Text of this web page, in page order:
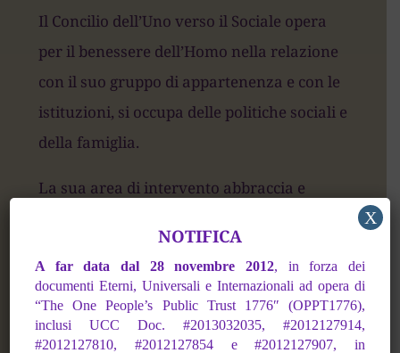
Il Concilio dell’Uno verso il Sociale opera
per il benessere dell’Homo nella relazione
con il suo gruppo di appartenenza e con le
istituzioni, si occupa delle politiche sociali e
della famiglia.
La sua area di intervento abbraccia e
violenze domestiche, nella separazione dai
figli, nei ricoveri in coercizione dei TSO,
negli interventi post detenzione, negli
internamenti in case di cura psichiatriche
NOTIFICA
A far data dal 28 novembre 2012, in forza dei
documenti Eterni, Universali e Internazionali ad opera di
“The One People’s Public Trust 1776″ (OPPT1776),
inclusi UCC Doc. #2013032035, #2012127914,
#2012127810, #2012127854 e #2012127907, in
X